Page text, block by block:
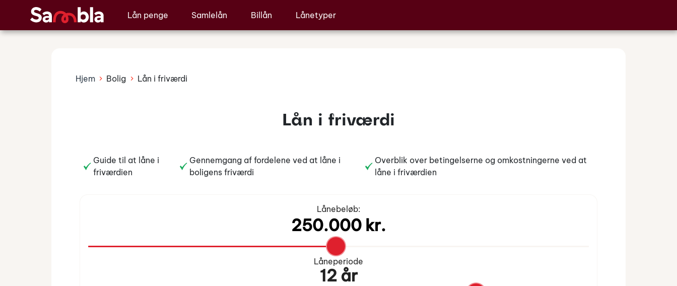
Lån penge Samlelån Billån Lånetyper
Hjem Bolig Lån i friværdi
Lån i friværdi
Guide til at låne i
friværdien
Gennemgang af fordelene ved at låne i
boligens friværdi
Overblik over betingelserne og omkostningerne ved at
låne i friværdien
Lånebeløb:
Låneperiode
12 år